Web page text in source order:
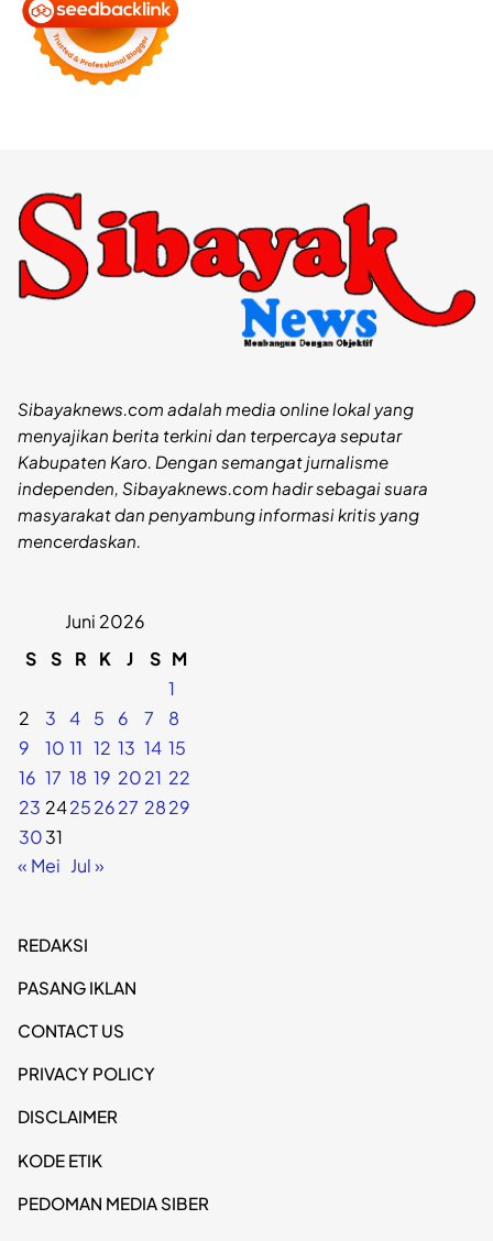
Sibayaknews.com adalah media online lokal yang
menyajikan berita terkini dan terpercaya seputar
Kabupaten Karo. Dengan semangat jurnalisme
independen, Sibayaknews.com hadir sebagai suara
masyarakat dan penyambung informasi kritis yang
mencerdaskan.
Juni 2026
S
S R K J S M
1
2
3 4 5 6 7
8
9
10 11 12 13 14 15
16 17 18 19 2021 22
23 24252627 2829
3031
« Mei Jul »
REDAKSI
PASANG IKLAN
CONTACT US
PRIVACY POLICY
DISCLAIMER
KODE ETIK
PEDOMAN MEDIA SIBER